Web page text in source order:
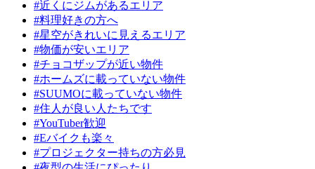
#近くにジムがあるエリア
#料理好きの方へ
#星空がきれいに見えるエリア
#物価が安いエリア
#チョコザップが近い物件
#ホームズに載っていない物件
#SUUMOに載っていない物件
#住人が良い人たちです
#YouTuber歓迎
#Eバイクも楽々
#プロジェクター持ちの方必見